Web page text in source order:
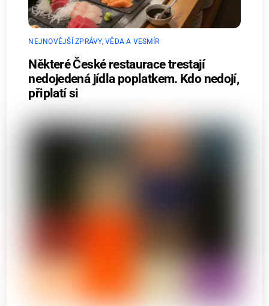
NEJNOVĚJŠÍ ZPRÁVY,VĚDA A VESMÍR
Některé České restaurace trestají
nedojedená jídla poplatkem. Kdo nedojí,
připlatí si